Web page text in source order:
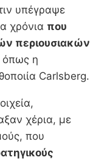
υπέγραψε
χρόνια που
περιουσιακών
όπως η
Carlsberg.
χέρια, με
που